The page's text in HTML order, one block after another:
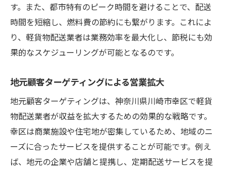
す。また、都市特有のピーク時間を避けることで、配送
時間を短縮し、燃料費の節約にも繋がります。これによ
り、軽貨物配送業者は業務効率を最大化し、節税にも効
果的なスケジューリングが可能となるのです。
地元顧客ターゲティングによる営業拡大
地元顧客ターゲティングは、神奈川県川崎市幸区で軽貨
物配送業者が収益を拡大するための効果的な戦略です。
幸区は商業施設や住宅地が密集しているため、地域のニ
ーズに合ったサービスを提供することが可能です。例え
ば、地元の企業や店舗と提携し、定期配送サービスを提